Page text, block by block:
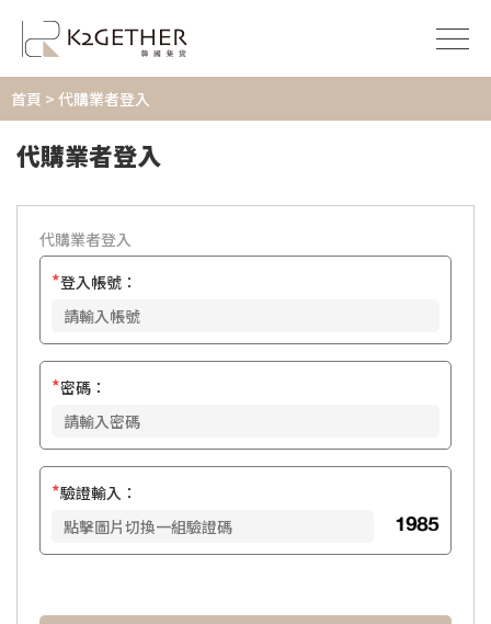
首頁 > 代購業者登入
代購業者登入
代購業者登入
*登入帳號：
*密碼：
*驗證輸入：